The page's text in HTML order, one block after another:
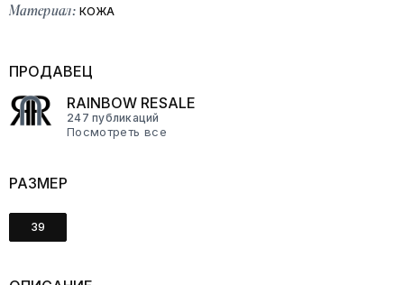
Материал: КОЖА
ПРОДАВЕЦ
RAINBOW RESALE
247 публикаций
Посмотреть все
РАЗМЕР
39